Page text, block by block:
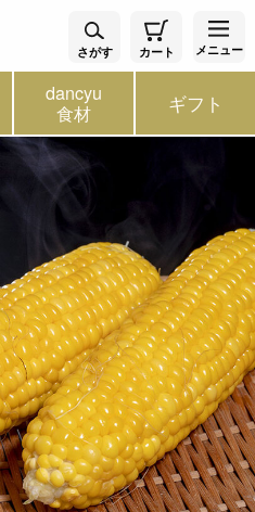
さがす カート メニュー
dancyu
食材 ギフト